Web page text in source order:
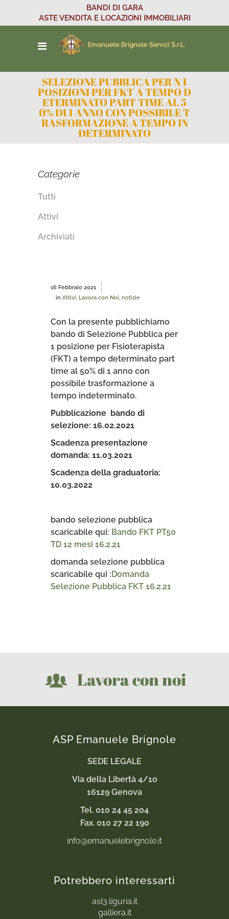
BANDI DI GARA
ASTE VENDITA E LOCAZIONI IMMOBILIARI
SELEZIONE PUBBLICA PER N 1
POSIZIONI PER FKT A TEMPO D
ETERMINATO PART TIME AL 5
0% DI 1 ANNO CON POSSIBILE T
RASFORMAZIONE A TEMPO IN
DETERMINATO
Categorie
Tutti
Attivi
Archiviati
16 Febbraio 2021
in Attivi, Lavora con Noi, notizie
Con la presente pubblichiamo
bando di Selezione Pubblica per
1 posizione per Fisioterapista
(FKT) a tempo determinato part
time al 50% di 1 anno con
possibile trasformazione a
tempo indeterminato.
Pubblicazione bando di
selezione: 16.02.2021
Scadenza presentazione
domanda: 11.03.2021
Scadenza della graduatoria:
10.03.2022
bando selezione pubblica
scaricabile qui: Bando FKT PT50
TD 12 mesi 16.2.21
domanda selezione pubblica
scaricabile qui :Domanda
Selezione Pubblica FKT 16.2.21
Lavora con noi
ASP Emanuele Brignole
SEDE LEGALE
Via della Libertà 4/1o
16129 Genova
Tel. 010 24 45 204
Fax. 010 27 22 190
info@emanuelebrignole.it
Potrebbero interessarti
asl3.liguria.it
galliera.it